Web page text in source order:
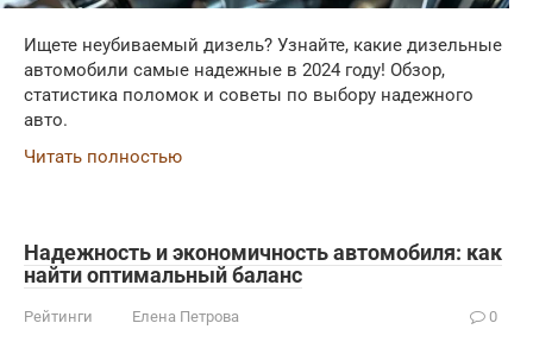
Ищете неубиваемый дизель? Узнайте, какие дизельные
автомобили самые надежные в 2024 году! Обзор,
статистика поломок и советы по выбору надежного
авто.
Читать полностью
Надежность и экономичность автомобиля: как
найти оптимальный баланс
Рейтинги Елена Петрова 0